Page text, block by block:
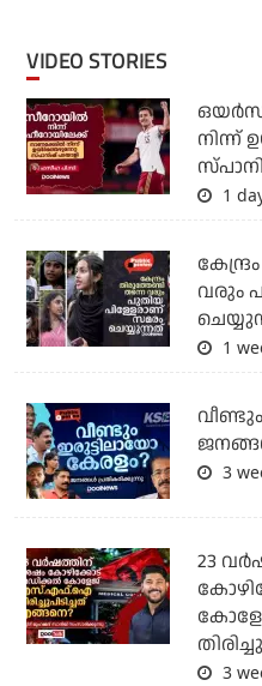
VIDEO STORIES
നിന്ന്
1
വരും
1
3
23
3